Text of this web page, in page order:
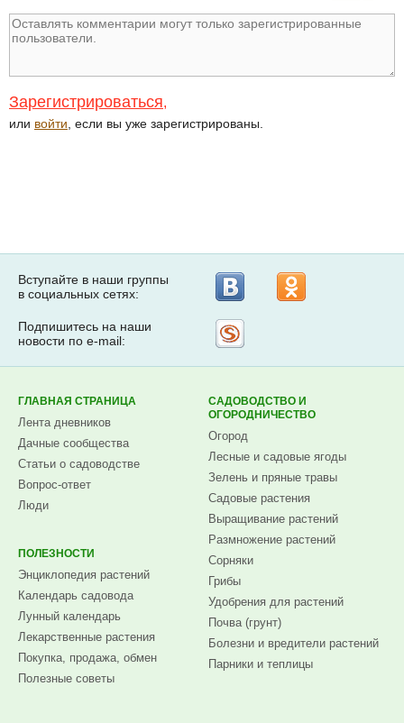
Зарегистрироваться,
или войти , если вы уже зарегистрированы.
Вступайте в наши группы
в социальных сетях:
Подпишитесь на наши
новости по e-mail:
ГЛАВНАЯ СТРАНИЦА
Лента дневников
Дачные сообщества
Статьи о садоводстве
Вопрос-ответ
Люди
ПОЛЕЗНОСТИ
Энциклопедия растений
Календарь садовода
Лунный календарь
Лекарственные растения
Покупка, продажа, обмен
Полезные советы
САДОВОДСТВО И
ОГОРОДНИЧЕСТВО
Огород
Лесные и садовые ягоды
Зелень и пряные травы
Садовые растения
Выращивание растений
Размножение растений
Сорняки
Грибы
Удобрения для растений
Почва (грунт)
Болезни и вредители растений
Парники и теплицы